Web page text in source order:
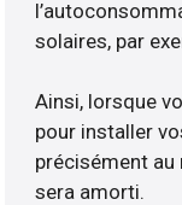
solaires, par
Ainsi, lorsque
pour installer
précisément
sera amorti.